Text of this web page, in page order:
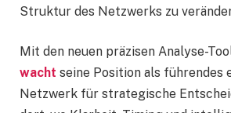
Struktur des Netzwerks zu
Mit den neuen präzisen Analyse-
wacht seine Position als führendes
Netzwerk für strategische